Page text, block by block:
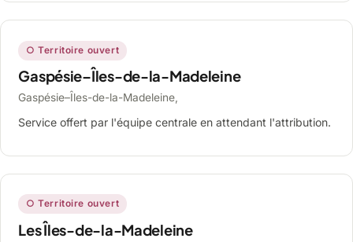
○ Territoire ouvert
Gaspésie–Îles-de-la-Madeleine
Gaspésie–Îles-de-la-Madeleine,
Service offert par l'équipe centrale en attendant l'attribution.
○ Territoire ouvert
Les Îles-de-la-Madeleine